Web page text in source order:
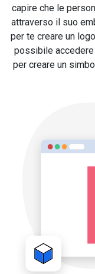
capire che le
attraverso il suo
per te creare un
possibile
per creare un